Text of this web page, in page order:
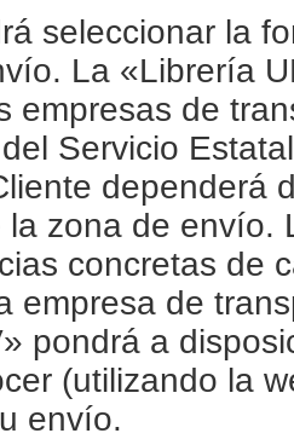
seleccionar la
La «Librería
empresas de
Servicio
dependerá
la zona de envío.
concretas de
empresa de
pondrá a
(utilizando la
envío.